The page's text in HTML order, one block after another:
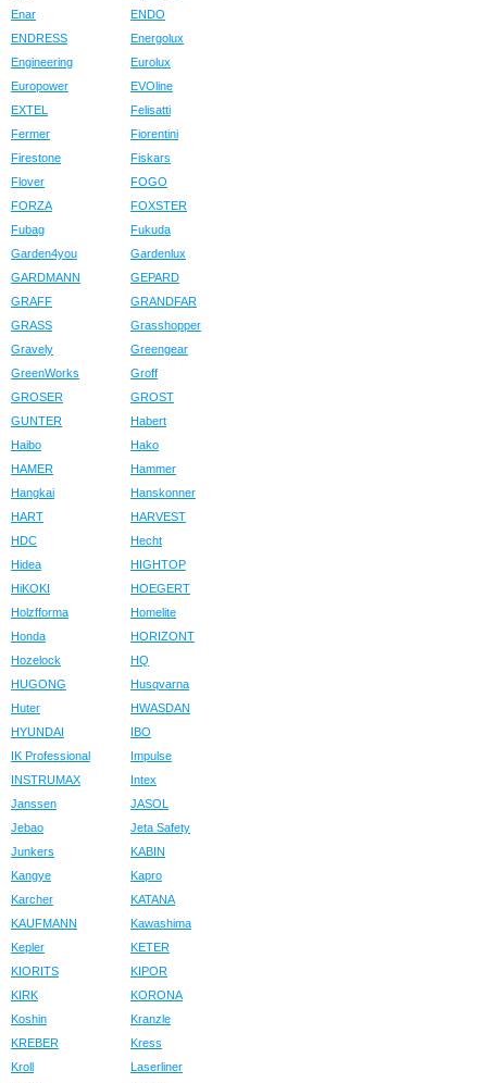
Enar
ENDO
ENDRESS
Energolux
Engineering
Eurolux
Europower
EVOline
EXTEL
Felisatti
Fermer
Fiorentini
Firestone
Fiskars
Flover
FOGO
FORZA
FOXSTER
Fubag
Fukuda
Garden4you
Gardenlux
GARDMANN
GEPARD
GRAFF
GRANDFAR
GRASS
Grasshopper
Gravely
Greengear
GreenWorks
Groff
GROSER
GROST
GUNTER
Habert
Haibo
Hako
HAMER
Hammer
Hangkai
Hanskonner
HART
HARVEST
HDC
Hecht
Hidea
HIGHTOP
HiKOKI
HOEGERT
Holzfforma
Homelite
Honda
HORIZONT
Hozelock
HQ
HUGONG
Husqvarna
Huter
HWASDAN
HYUNDAI
IBO
IK Professional
Impulse
INSTRUMAX
Intex
Janssen
JASOL
Jebao
Jeta Safety
Junkers
KABIN
Kangye
Kapro
Karcher
KATANA
KAUFMANN
Kawashima
Kepler
KETER
KIORITS
KIPOR
KIRK
KORONA
Koshin
Kranzle
KREBER
Kress
Kroll
Laserliner